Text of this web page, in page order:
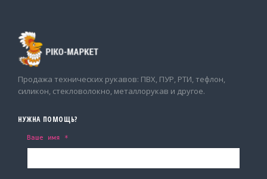
Продажа технических рукавов: ПВХ, ПУР, РТИ, тефлон,
силикон, стекловолокно, металлорукав и другое.
НУЖНА ПОМОЩЬ?
Ваше имя *